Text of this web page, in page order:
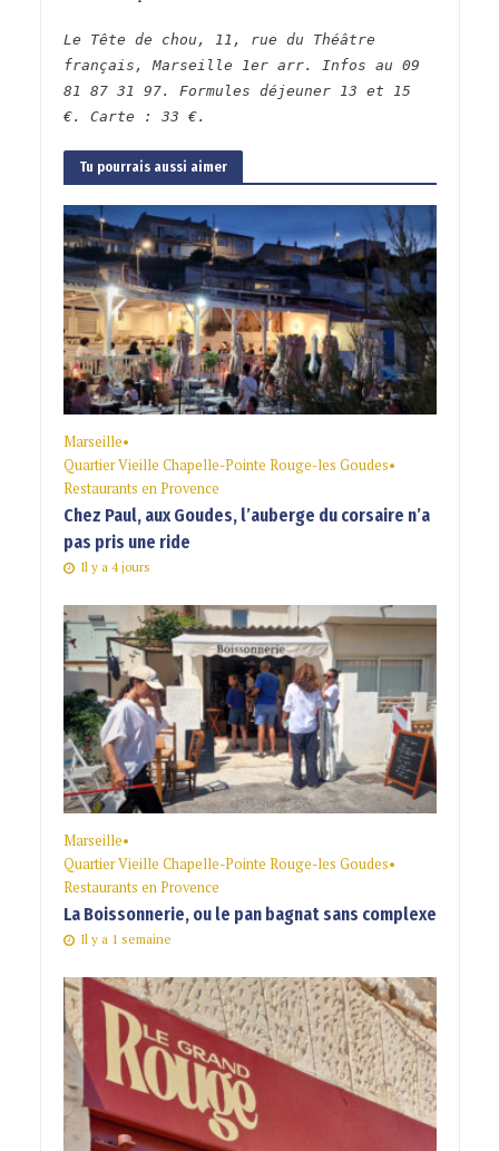
Le Tête de chou, 11, rue du Théâtre
français, Marseille 1er arr. Infos au 09
81 87 31 97. Formules déjeuner 13 et 15
€. Carte : 33 €.
Tu pourrais aussi aimer
Marseille•
Quartier Vieille Chapelle-Pointe Rouge-les Goudes•
Restaurants en Provence
Chez Paul, aux Goudes, l’auberge du corsaire n’a
pas pris une ride
Il y a 4 jours
Marseille•
Quartier Vieille Chapelle-Pointe Rouge-les Goudes•
Restaurants en Provence
La Boissonnerie, ou le pan bagnat sans complexe
Il y a 1 semaine